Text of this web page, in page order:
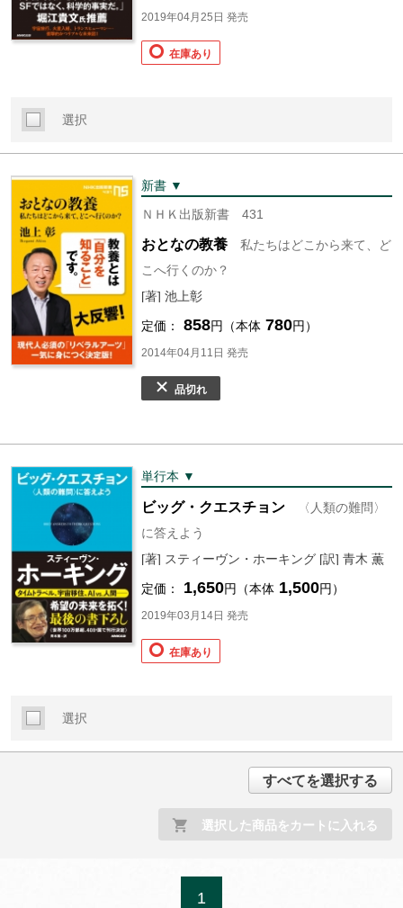
2019年04月25日 発売
在庫あり
選択
新書 ▼
ＮＨＫ出版新書 431
おとなの教養
私たちはどこから来て、ど
こへ行くのか？
[著] 池上彰
定価： 858円（本体 780円）
2014年04月11日 発売
品切れ
単行本 ▼
ビッグ・クエスチョン
〈人類の難問〉
に答えよう
[著] スティーヴン・ホーキング [訳] 青木 薫
定価： 1,650円（本体 1,500円）
2019年03月14日 発売
在庫あり
選択
すべてを選択する
選択した商品をカートに入れる
1